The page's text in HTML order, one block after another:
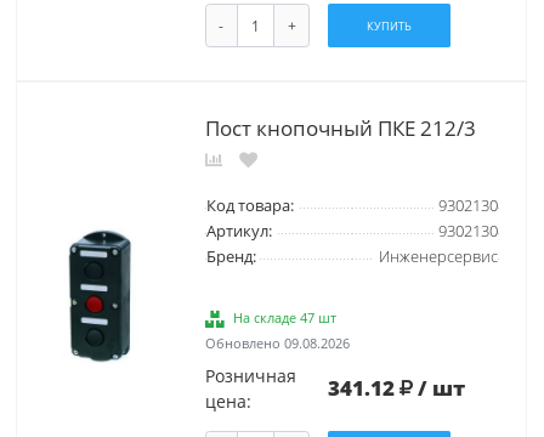
- + КУПИТЬ
Пост кнопочный ПКЕ 212/3
Код товара:
9302130
Артикул:
9302130
Бренд:
Инженерсервис
На складе 47 шт
Обновлено 09.08.2026
Розничная
цена:
341.12 / шт